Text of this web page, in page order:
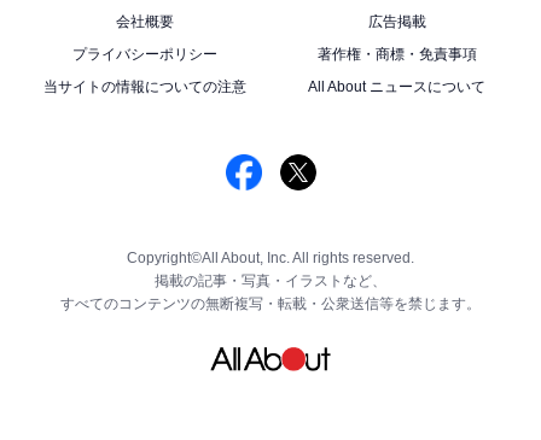
会社概要
広告掲載
プライバシーポリシー
著作権・商標・免責事項
当サイトの情報についての注意
All About ニュースについて
Copyright©All About, Inc. All rights reserved.
掲載の記事・写真・イラストなど、
すべてのコンテンツの無断複写・転載・公衆送信等を禁じます。